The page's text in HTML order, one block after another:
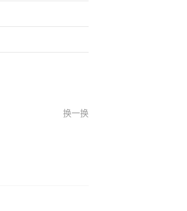
换一换